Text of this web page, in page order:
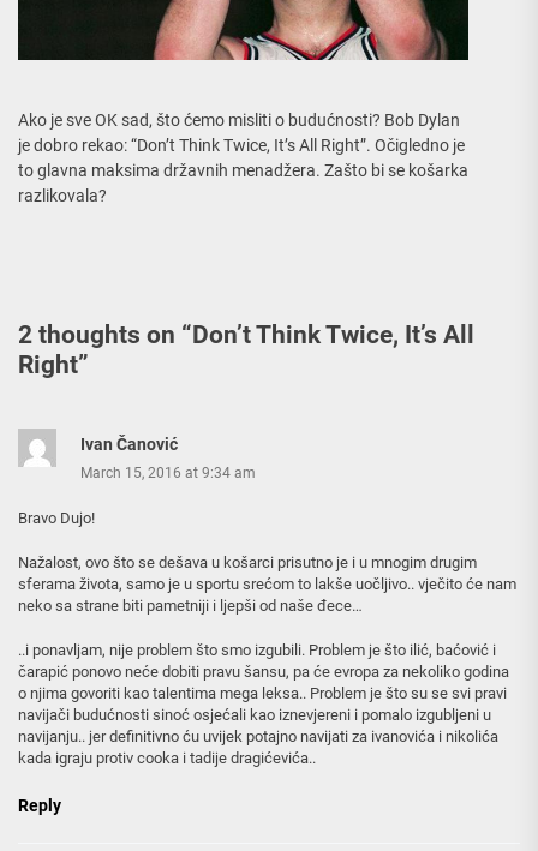
Ako je sve OK sad, što ćemo misliti o budućnosti? Bob Dylan
je dobro rekao: “Don’t Think Twice, It’s All Right”. Očigledno je
to glavna maksima državnih menadžera. Zašto bi se košarka
razlikovala?
2 thoughts on “Don’t Think Twice, It’s All
Right”
Ivan Čanović
March 15, 2016 at 9:34 am
Bravo Dujo!
Nažalost, ovo što se dešava u košarci prisutno je i u mnogim drugim
sferama života, samo je u sportu srećom to lakše uočljivo.. vječito će nam
neko sa strane biti pametniji i ljepši od naše đece…
..i ponavljam, nije problem što smo izgubili. Problem je što ilić, baćović i
čarapić ponovo neće dobiti pravu šansu, pa će evropa za nekoliko godina
o njima govoriti kao talentima mega leksa.. Problem je što su se svi pravi
navijači budućnosti sinoć osjećali kao iznevjereni i pomalo izgubljeni u
navijanju.. jer definitivno ću uvijek potajno navijati za ivanovića i nikolića
kada igraju protiv cooka i tadije dragićevića..
Reply